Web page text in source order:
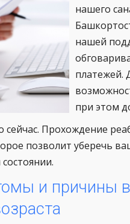
нашего
нашей
платежей.
при этом
сейчас. Прохождение
позволит уберечь
и причины